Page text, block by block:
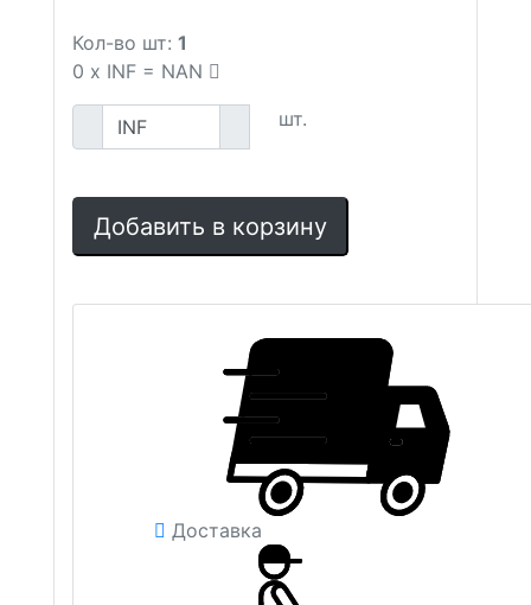
Кол-во шт: 1
0 x INF = NAN
шт.
Добавить в корзину
Доставка